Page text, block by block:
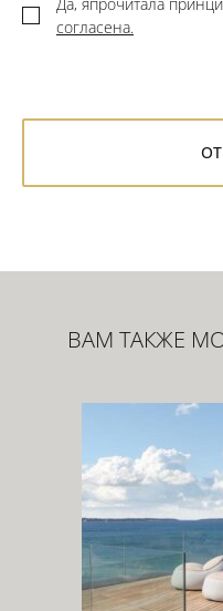
Да, япрочитала
согласена.
ВАМ ТАКЖЕ